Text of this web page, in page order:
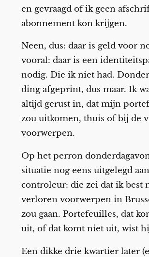
en gevraagd of ik geen
abonnement kon krijgen.
Neen, dus: daar is geld voor
vooral: daar is een
nodig. Die ik niet had.
ding afgeprint, dus maar. Ik
altijd gerust in, dat mijn
zou uitkomen, thuis of bij de
voorwerpen.
Op het perron
situatie nog eens uitgelegd
controleur: die zei dat ik best
verloren voorwerpen in
zou gaan. Portefeuilles, dat
uit, of dat komt niet uit, wist
Een dikke drie kwartier later